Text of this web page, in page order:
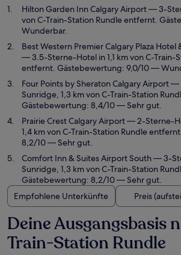
Hilton Garden Inn Calgary Airport— 3-
von C-Train-Station Rundle entfernt.
Wunderbar.
Best Western Premier Calgary Plaza
— 3.5-Sterne-Hotel in 1,1 km von C-Train-
entfernt. Gästebewertung: 9,0/10 —
Four Points by Sheraton Calgary Airport—
Sunridge, 1,3 km von C-Train-Station
Gästebewertung: 8,4/10 — Sehr gut.
Prairie Crest Calgary Airport— 2-Sterne-
1,4 km von C-Train-Station Rundle
8,2/10 — Sehr gut.
Comfort Inn & Suites Airport South— 3-
Sunridge, 1,3 km von C-Train-Station
Gästebewertung: 8,2/10 — Sehr gut.
Empfohlene Unterkünfte
Preis
Deine Ausgangsbasis
Train-Station Rundle